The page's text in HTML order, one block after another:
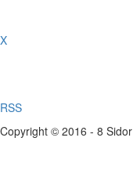
X
RSS
Copyright © 2016 - 8 Sidor